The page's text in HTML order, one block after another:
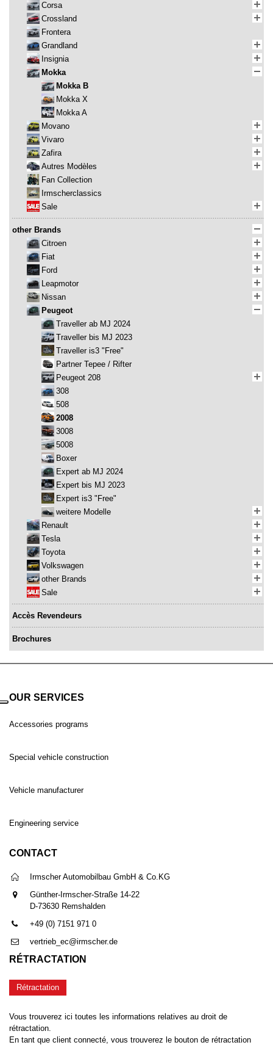
Corsa
Crossland
Frontera
Grandland
Insignia
Mokka
Mokka B
Mokka X
Mokka A
Movano
Vivaro
Zafira
Autres Modèles
Fan Collection
Irmscherclassics
Sale
other Brands
Citroen
Fiat
Ford
Leapmotor
Nissan
Peugeot
Traveller ab MJ 2024
Traveller bis MJ 2023
Traveller is3 "Free"
Partner Tepee / Rifter
Peugeot 208
308
508
2008
3008
5008
Boxer
Expert ab MJ 2024
Expert bis MJ 2023
Expert is3 "Free"
weitere Modelle
Renault
Tesla
Toyota
Volkswagen
other Brands
Sale
Accès Revendeurs
Brochures
OUR SERVICES
Accessories programs
Special vehicle construction
Vehicle manufacturer
Engineering service
CONTACT
Irmscher Automobilbau GmbH & Co.KG
Günther-Irmscher-Straße 14-22
D-73630 Remshalden
+49 (0) 7151 971 0
vertrieb_ec@irmscher.de
RÉTRACTATION
Rétractation
Vous trouverez ici toutes les informations relatives au droit de
rétractation.
En tant que client connecté, vous trouverez le bouton de rétractation